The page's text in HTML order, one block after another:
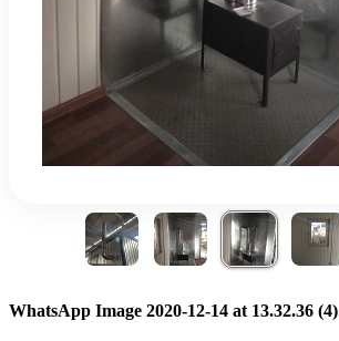
WhatsApp Image 2020-12-14 at 13.32.36 (4)